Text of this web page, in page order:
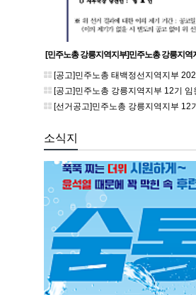
[민주노총 강릉지역지부]민주노총 강릉지
[공고]민주노총 태백정선지역지부 2026년
[공고]민주노총 강릉지역지부 12기 임원
[선거공고]민주노총 강릉지역지부 12기 임원 보궐
소식지